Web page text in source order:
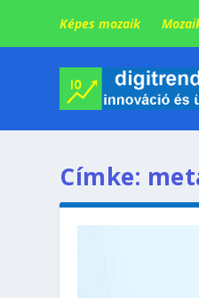
Képes mozaik
Címke: